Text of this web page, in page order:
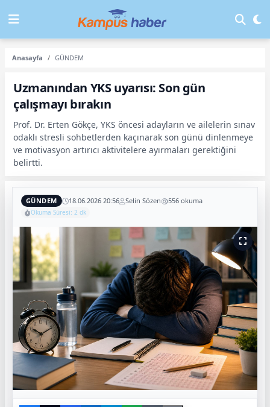
Anasayfa GÜNDEM
Uzmanından YKS uyarısı: Son gün
çalışmayı bırakın
Prof. Dr. Erten Gökçe, YKS öncesi adayların ve ailelerin sınav
odaklı stresli sohbetlerden kaçınarak son günü dinlenmeye
ve motivasyon artırıcı aktivitelere ayırmaları gerektiğini
belirtti.
GÜNDEM 18.06.2026 20:56 Selin Sözen 556 okuma
Okuma Süresi: 2 dk